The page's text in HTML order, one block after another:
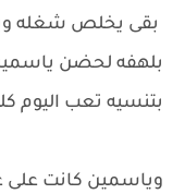
بقى يخلص شغله
بلهفه لحضن
بتنسيه تعب اليوم
وياسمين كانت